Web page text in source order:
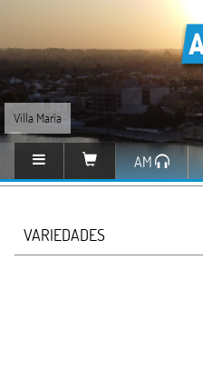
Villa María
AM
VARIEDADES